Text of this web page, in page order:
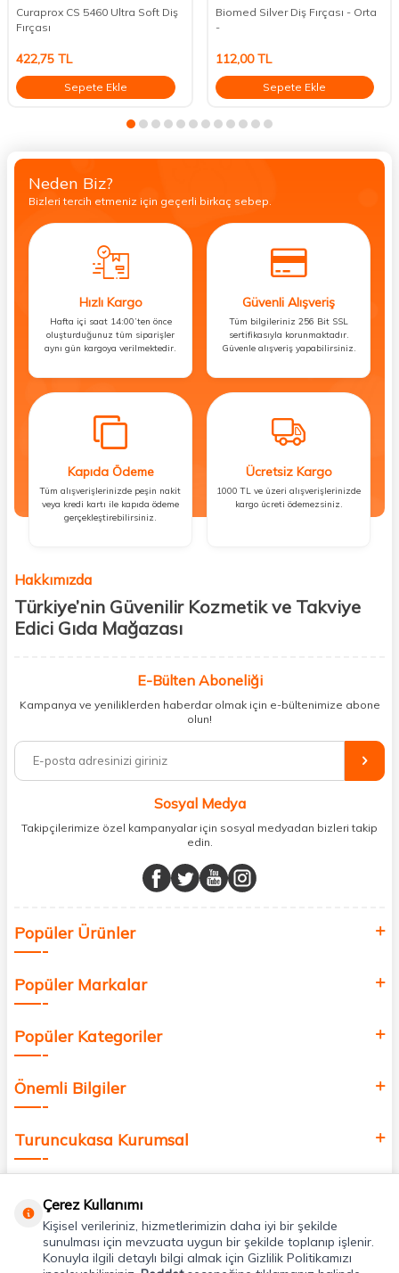
Curaprox CS 5460 Ultra Soft Diş
Fırçası
422,75 TL
Sepete Ekle
Biomed Silver Diş Fırçası - Orta
-
112,00TL
Sepete Ekle
Neden Biz?
Bizleri tercih etmeniz için geçerli birkaç sebep.
Hızlı Kargo
Hafta içi saat 14:00’ten önce
oluşturduğunuz tüm siparişler
aynı gün kargoya verilmektedir.
Güvenli Alışveriş
Tüm bilgileriniz 256 Bit SSL
sertifikasıyla korunmaktadır.
Güvenle alışveriş yapabilirsiniz.
Kapıda Ödeme
Tüm alışverişlerinizde peşin nakit
veya kredi kartı ile kapıda ödeme
gerçekleştirebilirsiniz.
Ücretsiz Kargo
1000 TL ve üzeri alışverişlerinizde
kargo ücreti ödemezsiniz.
Hakkımızda
Türkiye’nin Güvenilir Kozmetik ve Takviye
Edici Gıda Mağazası
kişisel bakım hem de takviye edici gıda ürünlerini sizlerle
buluşturuyoruz. Artık mağaza mağaza dolaşmanıza gerek yok;
ihtiyacınız olan her şeyi tek bir çatı altında topluyor ve kapınıza kadar
%100 orijinal kozmetik ve sağlık ürünleriyle güzelliğinizi tamamlayabilir,
vücudunuzu desteklemek için güvenilir takviye edici gıdalara
minerallere kadar binlerce ürünü uygun fiyat ve hızlı kargo avantajıyla
sunuyoruz.
buluşturuyor ve online alışveriş deneyiminizi en iyi hale getiriyoruz.
Sağlık, güzellik ve iyi yaşam için aradığınız her şey burada!
değer katmak için bize katılın!
E-Bülten Aboneliği
Kampanya ve yeniliklerden haberdar olmak için e-bültenimize abone
olun!
Sosyal Medya
Takipçilerimize özel kampanyalar için sosyal medyadan bizleri takip
edin.
Popüler Ürünler
Popüler Markalar
Popüler Kategoriler
Önemli Bilgiler
Turuncukasa Kurumsal
Uygulamalarımız
Çerez Kullanımı
Kişisel verileriniz, hizmetlerimizin daha iyi bir şekilde
sunulması için mevzuata uygun bir şekilde toplanıp işlenir.
Konuyla ilgili detaylı bilgi almak için Gizlilik Politikamızı